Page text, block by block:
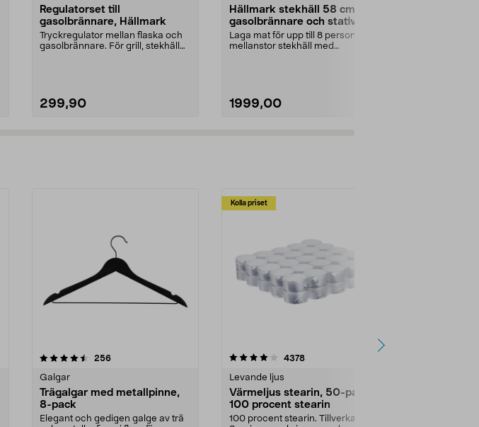
Regulatorset till
gasolbrännare, Hällmark
Tryckregulator mellan flaska och
gasolbrännare. För grill, stekhäll
299,90
Hällmark stekhäll 58 cm med
gasolbrännare och stativ
Laga mat för upp till 8 personer –
mellanstor stekhäll med
1999,00
256recensioner
Galgar
Trägalgar med metallpinne,
8-pack
Elegant och gedigen galge av trä
Kolla priset
4.0av 5 stjärnor 4378recensioner
Levande ljus
Värmeljus stearin, 50-pack,
100 procent stearin
100 procent stearin. Tillverkade i
4.5av 5 stjärnor